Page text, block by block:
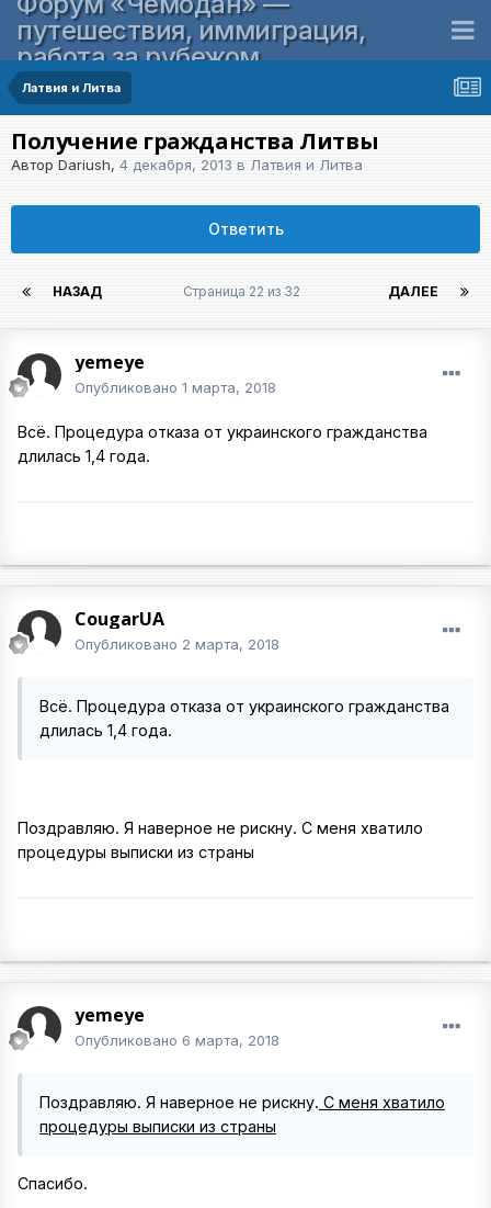
путешествия, иммиграция,
работа за рубежом
Латвия и Литва
Получение гражданства Литвы
Автор Dariush, 4 декабря, 2013 в Латвия и Литва
Ответить
НАЗАД ДАЛЕЕ
Страница 22 из 32
yemeye
Опубликовано 1 марта, 2018
Всё. Процедура отказа от украинского гражданства
длилась 1,4 года.
CougarUA
Опубликовано 2 марта, 2018
Всё. Процедура отказа от украинского гражданства
длилась 1,4 года.
Поздравляю. Я наверное не рискну. С меня хватило
процедуры выписки из страны
yemeye
Опубликовано 6 марта, 2018
Поздравляю. Я наверное не рискну. С меня хватило
процедуры выписки из страны
Спасибо.